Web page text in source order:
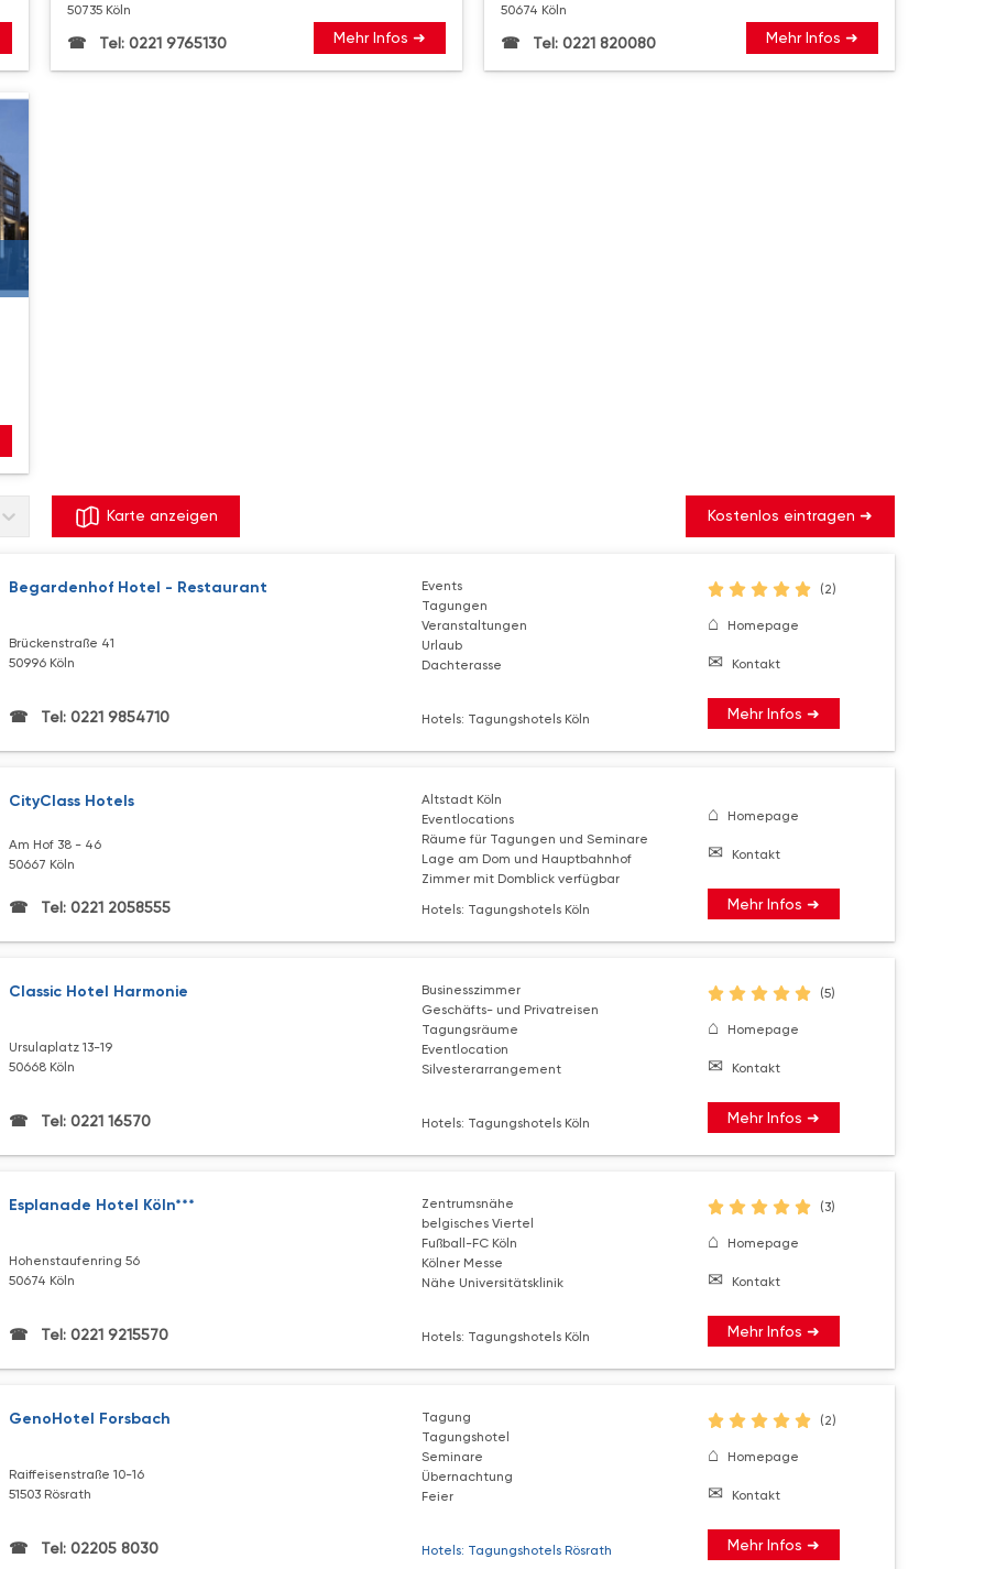
50735 Köln
Tel: 0221 9765130 Mehr Infos ➜
50674 Köln
Tel: 0221 820080 Mehr Infos ➜
Karte anzeigen Kostenlos eintragen ➜
Begardenhof Hotel - Restaurant
Brückenstraße 41
50996 Köln
Tel: 0221 9854710
Events
Tagungen
Veranstaltungen
Urlaub
Dachterasse
Hotels: Tagungshotels Köln
(2)
Homepage
Kontakt
Mehr Infos ➜
CityClass Hotels
Am Hof 38 - 46
50667 Köln
Tel: 0221 2058555
Altstadt Köln
Eventlocations
Räume für Tagungen und Seminare
Lage am Dom und Hauptbahnhof
Zimmer mit Domblick verfügbar
Hotels: Tagungshotels Köln
Homepage
Kontakt
Mehr Infos ➜
Classic Hotel Harmonie
Ursulaplatz 13-19
50668 Köln
Tel: 0221 16570
Businesszimmer
Geschäfts- und Privatreisen
Tagungsräume
Eventlocation
Silvesterarrangement
Hotels: Tagungshotels Köln
(5)
Homepage
Kontakt
Mehr Infos ➜
Esplanade Hotel Köln***
Hohenstaufenring 56
50674 Köln
Tel: 0221 9215570
Zentrumsnähe
belgisches Viertel
Fußball-FC Köln
Kölner Messe
Nähe Universitätsklinik
Hotels: Tagungshotels Köln
(3)
Homepage
Kontakt
Mehr Infos ➜
GenoHotel Forsbach
Raiffeisenstraße 10-16
51503 Rösrath
Tel: 02205 8030
Tagung
Tagungshotel
Seminare
Übernachtung
Feier
Hotels: Tagungshotels Rösrath
(2)
Homepage
Kontakt
Mehr Infos ➜